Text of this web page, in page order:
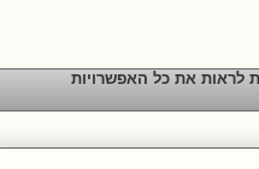
לראות את כל האפשרויות